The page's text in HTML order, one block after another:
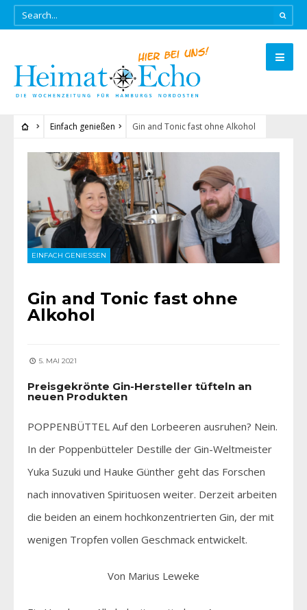
Einfach genießen Gin and Tonic fast ohne Alkohol
EINFACH GENIESSEN
Gin and Tonic fast ohne
Alkohol
5. MAI 2021
Preisgekrönte Gin-Hersteller tüfteln an
neuen Produkten
POPPENBÜTTEL Auf den Lorbeeren ausruhen? Nein.
In der Poppenbütteler Destille der Gin-Weltmeister
Yuka Suzuki und Hauke Günther geht das Forschen
nach innovativen Spirituosen weiter. Derzeit arbeiten
die beiden an einem hochkonzentrierten Gin, der mit
wenigen Tropfen vollen Geschmack entwickelt.
Von Marius Leweke